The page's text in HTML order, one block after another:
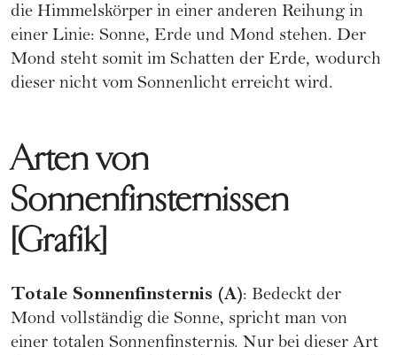
die Himmelskörper in einer anderen Reihung in
einer Linie: Sonne, Erde und Mond stehen. Der
Mond steht somit im Schatten der Erde, wodurch
dieser nicht vom Sonnenlicht erreicht wird.
Arten von
Sonnenfinsternissen
[Grafik]
Totale Sonnenfinsternis (A): Bedeckt der
Mond vollständig die Sonne, spricht man von
einer totalen Sonnenfinsternis. Nur bei dieser Art